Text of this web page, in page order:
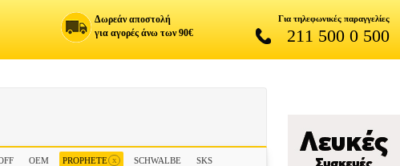
Δωρεάν αποστολή
για αγορές άνω των 90€
Για τηλεφωνικές παραγγελίες
211 500 0 500
OEM PROPHETE x SCHWALBE
SKS